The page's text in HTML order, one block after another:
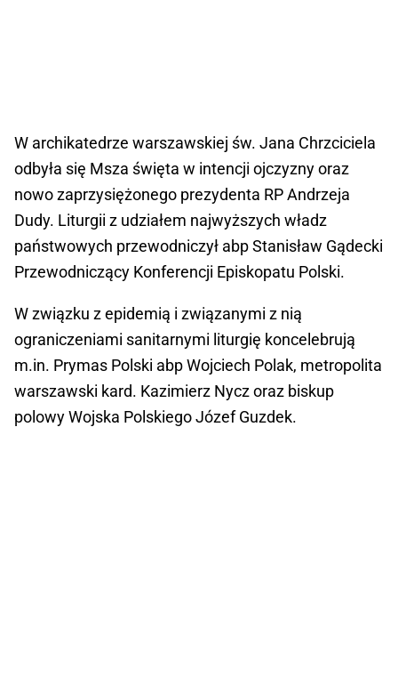
W archikatedrze warszawskiej św. Jana Chrzciciela
odbyła się Msza święta w intencji ojczyzny oraz
nowo zaprzysiężonego prezydenta RP Andrzeja
Dudy. Liturgii z udziałem najwyższych władz
państwowych przewodniczył abp Stanisław Gądecki
Przewodniczący Konferencji Episkopatu Polski.
W związku z epidemią i związanymi z nią
ograniczeniami sanitarnymi liturgię koncelebrują
m.in. Prymas Polski abp Wojciech Polak, metropolita
warszawski kard. Kazimierz Nycz oraz biskup
polowy Wojska Polskiego Józef Guzdek.